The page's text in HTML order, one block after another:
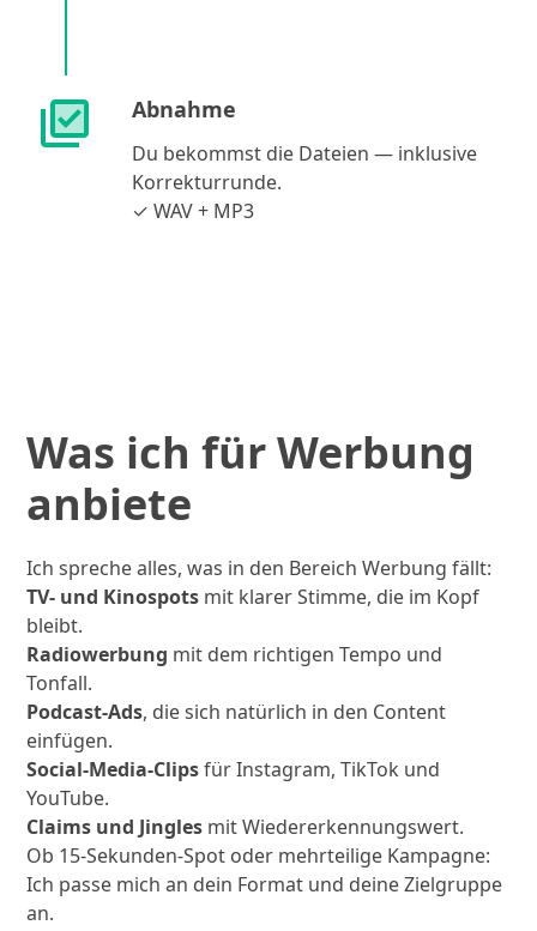
Abnahme
Du bekommst die Dateien — inklusive
Korrekturrunde.
✓ WAV + MP3
Was ich für Werbung
anbiete
Ich spreche alles, was in den Bereich Werbung fällt:
TV- und Kinospots mit klarer Stimme, die im Kopf
bleibt.
Radiowerbung mit dem richtigen Tempo und
Tonfall.
Podcast-Ads, die sich natürlich in den Content
einfügen.
Social-Media-Clipsfür Instagram, TikTok und
YouTube.
Claims und Jingles mit Wiedererkennungswert.
Ob 15-Sekunden-Spot oder mehrteilige Kampagne:
Ich passe mich an dein Format und deine Zielgruppe
an.